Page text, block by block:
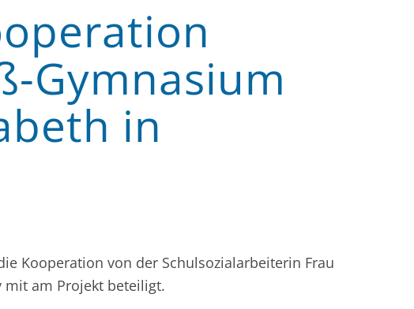
Gymnasium
in
Kooperation von der Schulsozialarbeiterin Frau
mit am Projekt beteiligt.